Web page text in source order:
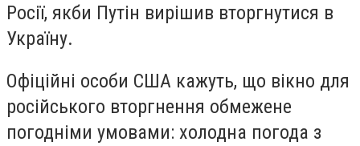
Росії, якби Путін вирішив вторгнутися в
Україну.
Офіційні особи США кажуть, що вікно для
російського вторгнення обмежене
погодніми умовами: холодна погода з